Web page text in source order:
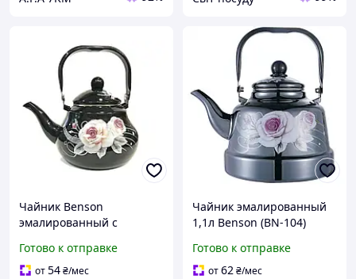
Чайник Benson
эмалированный с
Готово к отправке
от54₴/мес
Чайник эмалированный
1,1л Benson (BN-104)
Готово к отправке
от62₴/мес